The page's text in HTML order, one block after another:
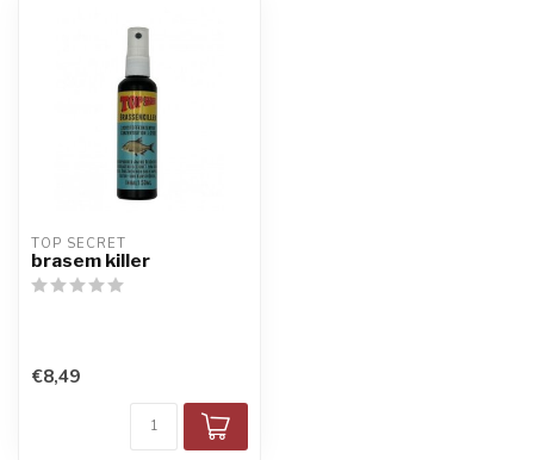
TOP SECRET
brasem killer
€8,49